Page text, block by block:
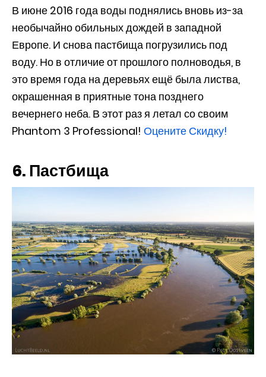
В июне 2016 года воды поднялись вновь из-за
необычайно обильных дождей в западной
Европе. И снова пастбища погрузились под
воду. Но в отличие от прошлого полноводья, в
это время года на деревьях ещё была листва,
окрашенная в приятные тона позднего
вечернего неба. В этот раз я летал со своим
Phantom 3 Professional! Оцените Скидку!
6. Пастбища